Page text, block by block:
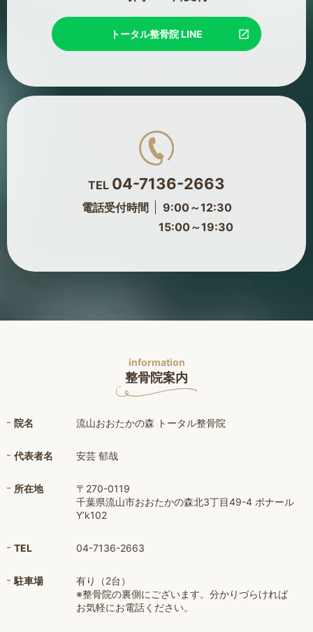
トータル整骨院 LINE
TEL 04-7136-2663
電話受付時間
9:00～12:30
15:00～19:30
information
整骨院案内
院名 流山おおたかの森 トータル整骨院
代表者名 安芸 郁哉
所在地
〒270-0119
千葉県流山市おおたかの森北3丁目49-4 ボナール
Y’k102
TEL 04-7136-2663
駐車場
有り（2台）
※整骨院の裏側にございます。分かりづらければ
お気軽にお電話ください。